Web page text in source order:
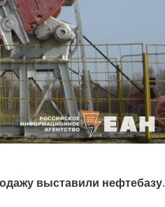
выставили нефтебазу.